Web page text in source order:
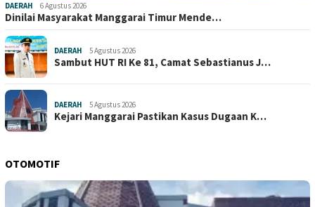
DAERAH 6 Agustus 2026
Dinilai Masyarakat Manggarai Timur Mende…
DAERAH 5 Agustus 2026
Sambut HUT RI Ke 81, Camat Sebastianus J…
DAERAH 5 Agustus 2026
Kejari Manggarai Pastikan Kasus Dugaan K…
OTOMOTIF